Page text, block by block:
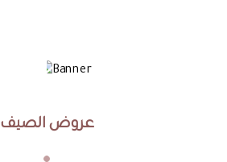
عروض الصيف